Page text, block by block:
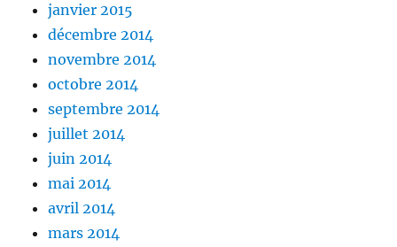
janvier 2015
décembre 2014
novembre 2014
octobre 2014
septembre 2014
juillet 2014
juin 2014
mai 2014
avril 2014
mars 2014